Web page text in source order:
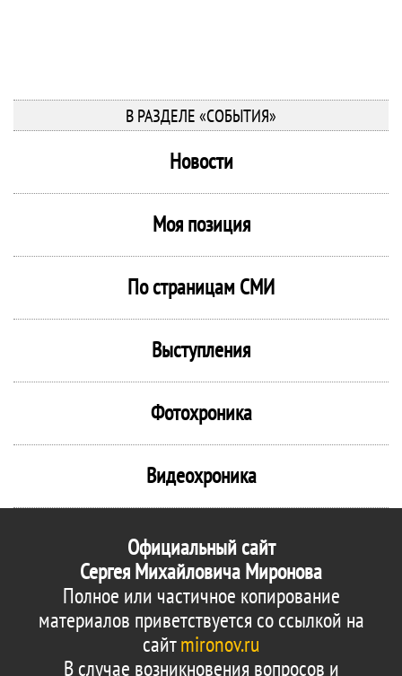
В РАЗДЕЛЕ «СОБЫТИЯ»
Новости
Моя позиция
По страницам СМИ
Выступления
Фотохроника
Видеохроника
Официальный сайт
Сергея Михайловича Миронова
Полное или частичное копирование
материалов приветствуется со ссылкой на
сайтmironov.ru
В случае возникновения вопросов и